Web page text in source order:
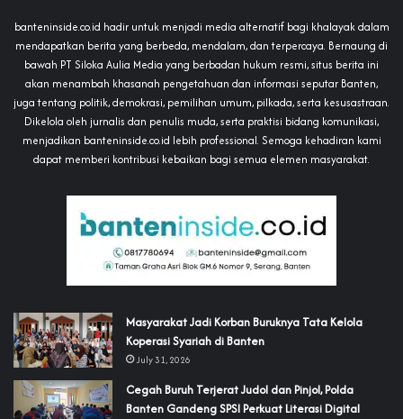
banteninside.co.id hadir untuk menjadi media alternatif bagi khalayak dalam
mendapatkan berita yang berbeda, mendalam, dan terpercaya. Bernaung di
bawah PT Siloka Aulia Media yang berbadan hukum resmi, situs berita ini
akan menambah khasanah pengetahuan dan informasi seputar Banten,
juga tentang politik, demokrasi, pemilihan umum, pilkada, serta kesusastraan.
Dikelola oleh jurnalis dan penulis muda, serta praktisi bidang komunikasi,
menjadikan banteninside.co.id lebih professional. Semoga kehadiran kami
dapat memberi kontribusi kebaikan bagi semua elemen masyarakat.
‎Masyarakat Jadi Korban Buruknya Tata Kelola
Koperasi Syariah di Banten
July 31, 2026
Cegah Buruh Terjerat Judol dan Pinjol, Polda
Banten Gandeng SPSI Perkuat Literasi Digital